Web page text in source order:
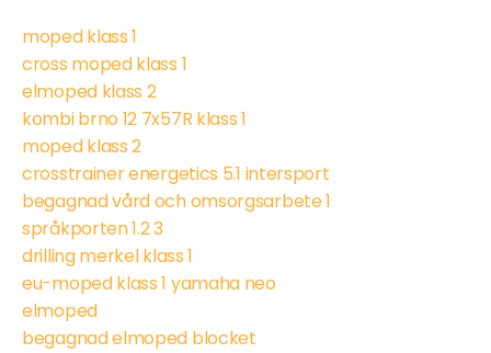
moped klass 1
cross moped klass 1
elmoped klass 2
kombi brno 12 7x57R klass 1
moped klass 2
crosstrainer energetics 5.1 intersport
begagnad vård och omsorgsarbete 1
språkporten 1.2 3
drilling merkel klass 1
eu-moped klass 1 yamaha neo
elmoped
begagnad elmoped blocket